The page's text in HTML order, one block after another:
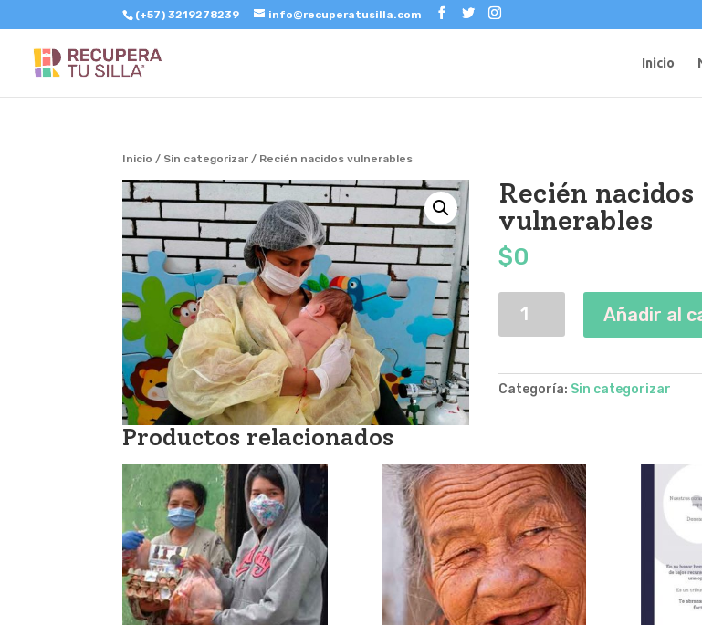
(+57) 3219278239 info@recuperatusilla.com
Inicio
Inicio / Sin categorizar / Recién nacidos vulnerables
Recién nacidos
vulnerables
$0
nacidos
vulnerables
Añadir al
Categoría: Sin categorizar
Productos relacionados